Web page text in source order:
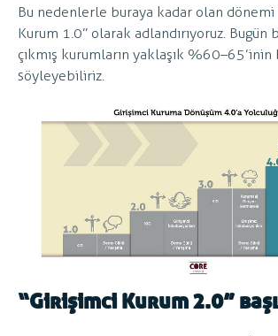
Bu nedenlerle buraya kadar olan dönemi
Kurum 1.0” olarak adlandırıyoruz. Bugün
çıkmış kurumların yaklaşık
söyleyebiliriz.
“Girişimci Kurum 2.0”